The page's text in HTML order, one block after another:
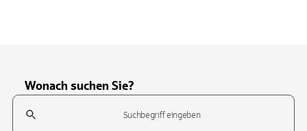
Wonach suchen Sie?
Suchfeld